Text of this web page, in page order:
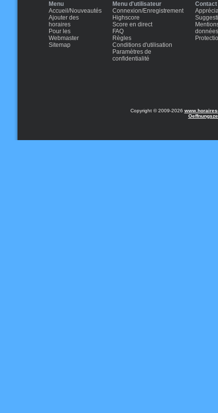
Menu
Accueil/Nouveautés
Ajouter des
horaires
Pour les
Webmaster
Sitemap
Menu d'utilisateur
Connexion/Enregistrement
Highscore
Score en direct
FAQ
Règles
Conditions d'utilisation
Paramètres de
confidentialité
Contact
données
Copyright © 2009-2026